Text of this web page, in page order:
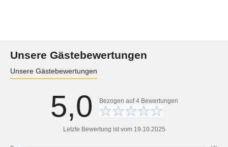
Unsere Gästebewertungen
Unsere Gästebewertungen
5,0 Bezogen auf4 Bewertungen
Letzte Bewertung ist vom 19.10.2025